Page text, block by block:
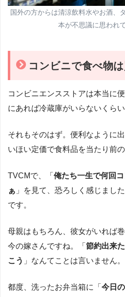
国外の方からは清涼飲料水やお酒、
本が不思議に思われ
コンビニで食べ物
コンビニエンスストアは本当に
にあれば冷蔵庫がいらないくらい
それもそのはず。便利なように
いほい定価で食料品を当たり前
TVCMで、「 俺たち一生で何回
ぁ 」を見て、恐ろしく感じまし
です。
母親はもちろん、彼女がいれば
今の嫁さんですね。「 節約出来
こう 」なんてことは言いません。
都度、洗ったお弁当箱に「 今日